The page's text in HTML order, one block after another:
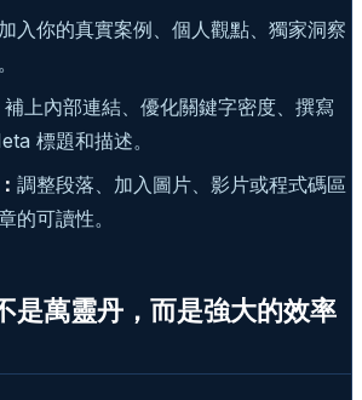
加入你的真實案例、個人觀點、獨家洞察
補上內部連結、優化關鍵字密度、撰寫
標題和描述。
調整段落、加入圖片、影片或程式碼區
的可讀性。
是萬靈丹，而是強大的效率